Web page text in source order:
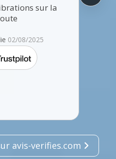
sur la
02/08/2025
avis-verifies.com